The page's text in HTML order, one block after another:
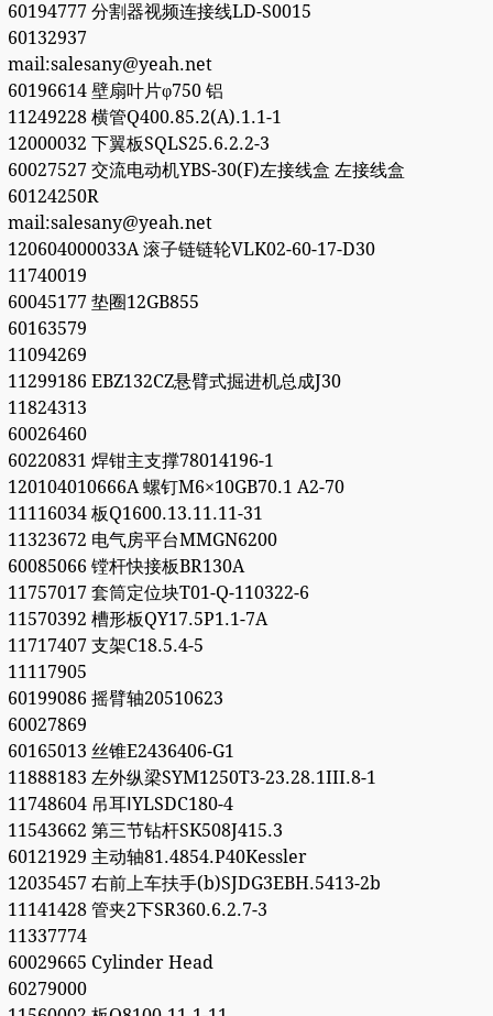
60194777 分割器视频连接线LD-S0015
60132937
mail:salesany@yeah.net
60196614 壁扇叶片φ750 铝
11249228 横管Q400.85.2(A).1.1-1
12000032 下翼板SQLS25.6.2.2-3
60027527 交流电动机YBS-30(F)左接线盒 左接线盒
60124250R
mail:salesany@yeah.net
120604000033A 滚子链链轮VLK02-60-17-D30
11740019
60045177 垫圈12GB855
60163579
11094269
11299186 EBZ132CZ悬臂式掘进机总成J30
11824313
60026460
60220831 焊钳主支撑78014196-1
120104010666A 螺钉M6×10GB70.1 A2-70
11116034 板Q1600.13.11.11-31
11323672 电气房平台MMGN6200
60085066 镗杆快接板BR130A
11757017 套筒定位块T01-Q-110322-6
11570392 槽形板QY17.5P1.1-7A
11717407 支架C18.5.4-5
11117905
60199086 摇臂轴20510623
60027869
60165013 丝锥E2436406-G1
11888183 左外纵梁SYM1250T3-23.28.1III.8-1
11748604 吊耳ⅠYLSDC180-4
11543662 第三节钻杆SK508J415.3
60121929 主动轴81.4854.P40Kessler
12035457 右前上车扶手(b)SJDG3EBH.5413-2b
11141428 管夹2下SR360.6.2.7-3
11337774
60029665 Cylinder Head
60279000